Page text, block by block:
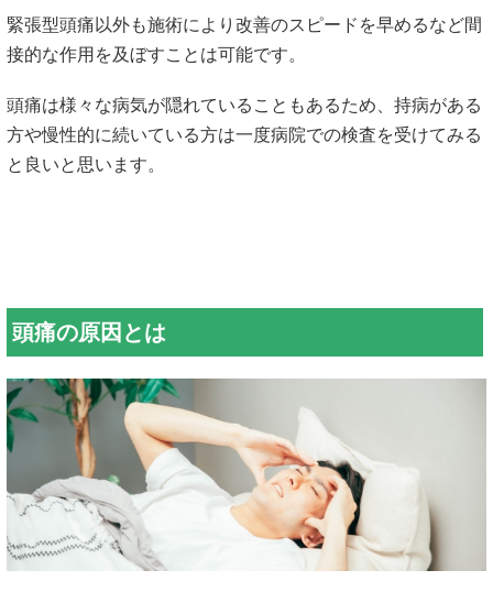
緊張型頭痛以外も施術により改善のスピードを早めるなど間
接的な作用を及ぼすことは可能です。
頭痛は様々な病気が隠れていることもあるため、持病がある
方や慢性的に続いている方は一度病院での検査を受けてみる
と良いと思います。
頭痛の原因とは